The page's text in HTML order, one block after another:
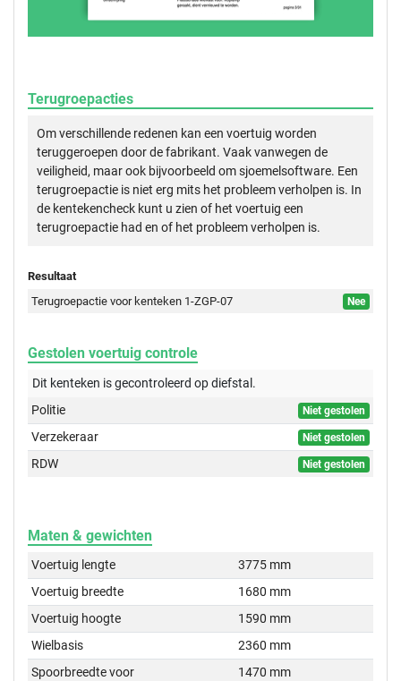
Terugroepacties
Om verschillende redenen kan een voertuig worden
teruggeroepen door de fabrikant. Vaak vanwegen de
veiligheid, maar ook bijvoorbeeld om sjoemelsoftware. Een
terugroepactie is niet erg mits het probleem verholpen is. In
de kentekencheck kunt u zien of het voertuig een
terugroepactie had en of het probleem verholpen is.
Resultaat
Terugroepactie voor kenteken 1-ZGP-07
Nee
Gestolen voertuig controle
Dit kenteken is gecontroleerd opdiefstal.
Politie
Niet gestolen
Verzekeraar Niet gestolen
RDW Niet gestolen
Maten & gewichten
Voertuig lengte
3775 mm
Voertuig breedte
1680 mm
Voertuig hoogte
1590 mm
Wielbasis
2360 mm
Spoorbreedte voor
1470 mm